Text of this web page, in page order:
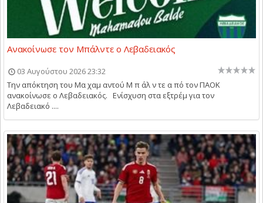
Ανακοίνωσε τον Μπάλντε ο Λεβαδειακός
03 Αυγούστου 2026 23:32
Την απόκτηση του Μα χαμ αντού Μ π άλ ν τε α πό τον ΠΑΟΚ
ανακοίνωσε ο Λεβαδειακός. Ενίσχυση στα εξτρέμ για τον
Λεβαδειακό ....